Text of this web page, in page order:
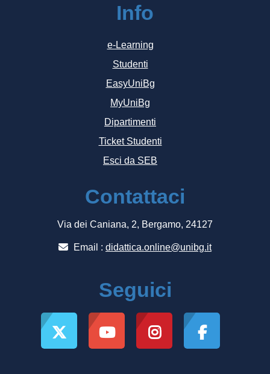
Info
e-Learning
Studenti
EasyUniBg
MyUniBg
Dipartimenti
Ticket Studenti
Esci da SEB
Contattaci
Via dei Caniana, 2, Bergamo, 24127
Email : didattica.online@unibg.it
Seguici